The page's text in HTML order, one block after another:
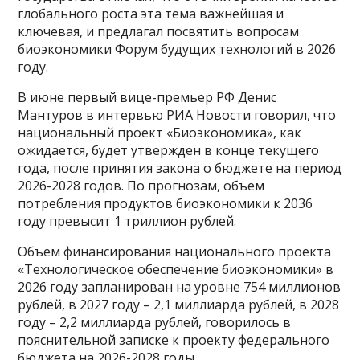
глобального роста эта тема важнейшая и
ключевая, и предлагал посвятить вопросам
биоэкономики Форум будущих технологий в 2026
году.
В июне первый вице-премьер РФ Денис
Мантуров в интервью РИА Новости говорил, что
национальный проект «Биоэкономика», как
ожидается, будет утвержден в конце текущего
года, после принятия закона о бюджете на период
2026-2028 годов. По прогнозам, объем
потребления продуктов биоэкономики к 2036
году превысит 1 триллион рублей.
Объем финансирования национального проекта
«Технологическое обеспечение биоэкономики» в
2026 году запланирован на уровне 754 миллионов
рублей, в 2027 году – 2,1 миллиарда рублей, в 2028
году – 2,2 миллиарда рублей, говорилось в
пояснительной записке к проекту федерального